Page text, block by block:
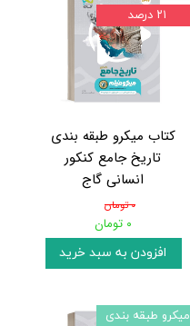
کتاب میکرو طبقه بندی
تاریخ جامع کنکور
انسانی گاج
۰ تومان
۰ تومان
افزودن به سبد خرید
۲۱ درصد
میکرو طبقه بندی